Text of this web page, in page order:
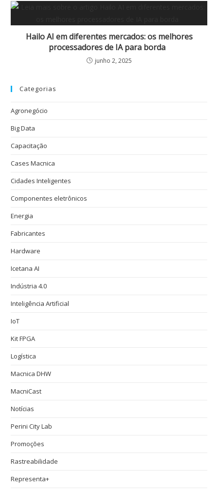
Hailo AI em diferentes mercados: os melhores
processadores de IA para borda
junho 2, 2025
Categorias
Agronegócio
Big Data
Capacitação
Cases Macnica
Cidades Inteligentes
Componentes eletrônicos
Energia
Fabricantes
Hardware
Icetana AI
Indústria 4.0
Inteligência Artificial
IoT
Kit FPGA
Logística
Macnica DHW
MacniCast
Notícias
Perini City Lab
Promoções
Rastreabilidade
Representa+